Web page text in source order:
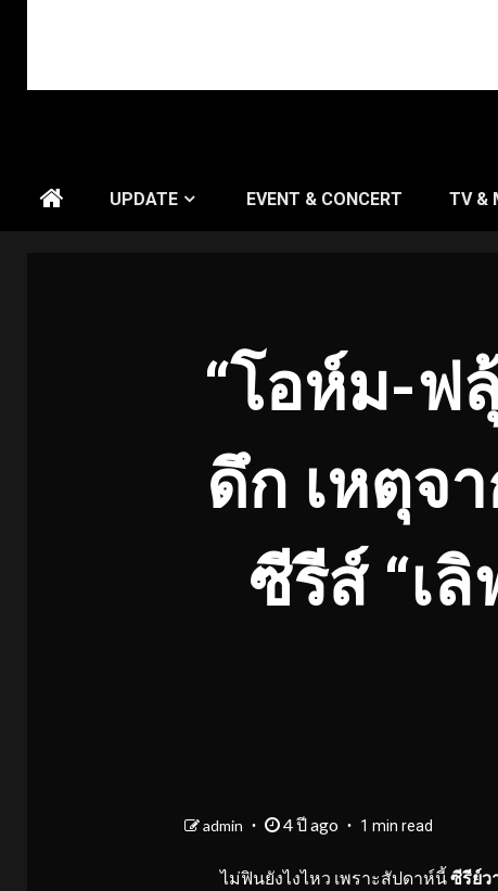
UPDATE EVENT & CONCERT TV &
“โอห์ม-ฟ
ดึก เหตุจ
ซีรีส์ “เ
admin 4 ปี ago 1 min read
ไม่ฟินยังไงไหว เพราะสัปดาห์นี้ซีรีย์ว